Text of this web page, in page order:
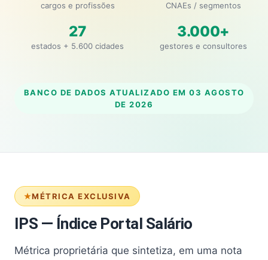
cargos e profissões CNAEs / segmentos
27
estados + 5.600 cidades
3.000+
gestores e consultores
BANCO DE DADOS ATUALIZADO EM 03 AGOSTO
DE 2026
MÉTRICA EXCLUSIVA
IPS — Índice Portal Salário
Métrica proprietária que sintetiza, em uma nota